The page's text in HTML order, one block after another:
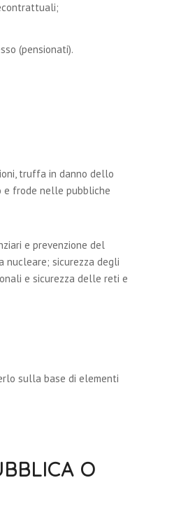
(pensionati).
truffa in danno dello
e frode nelle pubbliche
e prevenzione del
nucleare; sicurezza degli
e sicurezza delle reti e
sulla base di elementi
O